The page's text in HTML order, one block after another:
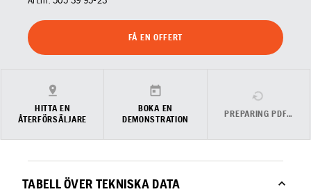
FÅ EN OFFERT
HITTA EN
ÅTERFÖRSÄLJARE
BOKA EN
DEMONSTRATION
PREPARING PDF…
TABELL ÖVER TEKNISKA DATA